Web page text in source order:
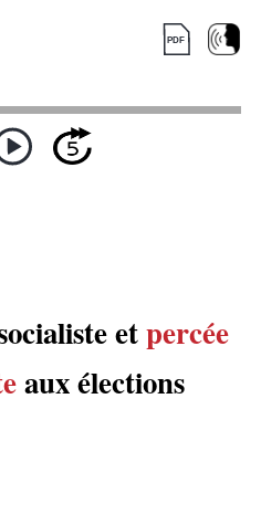
etpercée
aux élections